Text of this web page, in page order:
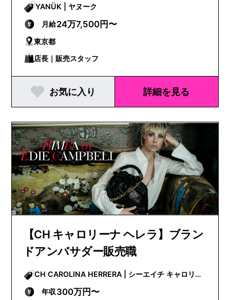
YANÜK | ヤヌーク
月給24万7,500円〜
東京都
店長｜販売スタッフ
お気に入り 詳細を見る
【CH キャロリーナ ヘレラ】ブラン
ドアンバサダー販売職
CH CAROLINA HERRERA | シーエイチ キャロリー
ナ ヘレラ
年収300万円〜